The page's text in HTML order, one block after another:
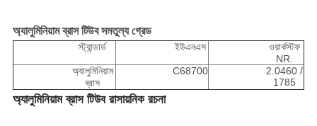
অ্যালুমিনিয়াম ব্রাস টিউব সমতুল্য গ্রেড
স্ট্যান্ডার্ড ইউএনএস
ওয়ার্কস্টফ
NR.
অ্যালুমিনিয়াম
ব্রাস
C68700
2.0460 /
1785
অ্যালুমিনিয়াম ব্রাস টিউব রাসায়নিক রচনা